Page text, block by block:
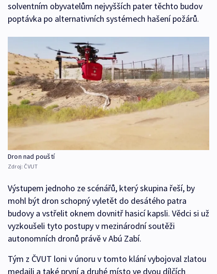
solventním obyvatelům nejvyšších pater těchto budov
poptávka po alternativních systémech hašení požárů.
Dron nad pouští
Zdroj: ČVUT
Výstupem jednoho ze scénářů, který skupina řeší, by
mohl být dron schopný vyletět do desátého patra
budovy a vstřelit oknem dovnitř hasicí kapsli. Vědci si už
vyzkoušeli tyto postupy v mezinárodní soutěži
autonomních dronů právě v Abú Zabí.
Tým z ČVUT loni v únoru v tomto klání vybojoval zlatou
medaili a také první a druhé místo ve dvou dílčích